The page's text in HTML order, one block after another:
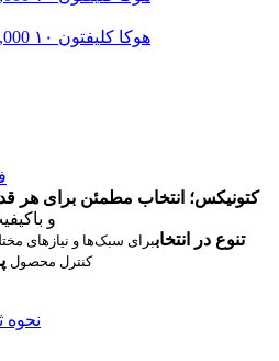
هوکا کلیفتون ۱۰
کتونیکس؛ انتخاب مطمئن برای هر
و
تنوع در انتخاببرای سبک‌ها و نیازهای
کنترل محصول